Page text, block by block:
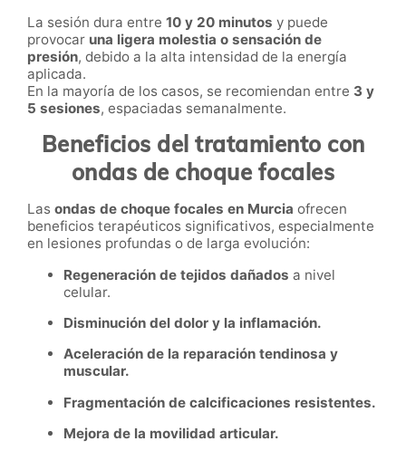
La sesión dura entre 10 y 20 minutos y puede
provocar una ligera molestia o sensación de
presión, debido a la alta intensidad de la energía
aplicada.
En la mayoría de los casos, se recomiendan entre 3 y
5 sesiones, espaciadas semanalmente.
Beneficios del tratamiento con
ondas de choque focales
Las ondas de choque focales en Murcia ofrecen
beneficios terapéuticos significativos, especialmente
en lesiones profundas o de larga evolución:
Regeneración de tejidos dañados a nivel
celular.
Disminución del dolor y la inflamación.
Aceleración de la reparación tendinosa y
muscular.
Fragmentación de calcificaciones resistentes.
Mejora de la movilidad articular.